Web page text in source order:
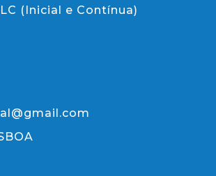
(Inicial e Contínua)